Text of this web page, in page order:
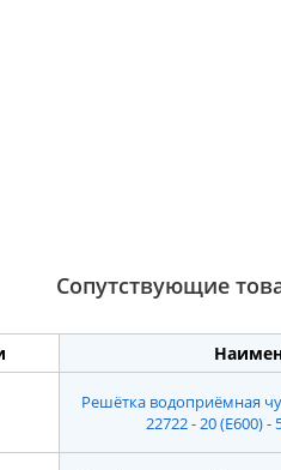
Сопутствующие
Решётка водоприёмная
22722 - 20 (E600) -